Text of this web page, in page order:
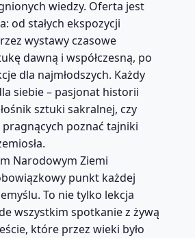
wiedzy. Oferta jest
od stałych ekspozycji
wystawy czasowe
dawną i współczesną, po
dla najmłodszych. Każdy
siebie – pasjonat historii
sztuki sakralnej, czy
poznać tajniki
Narodowym Ziemi
punkt każdej
To nie tylko lekcja
wszystkim spotkanie z żywą
które przez wieki było